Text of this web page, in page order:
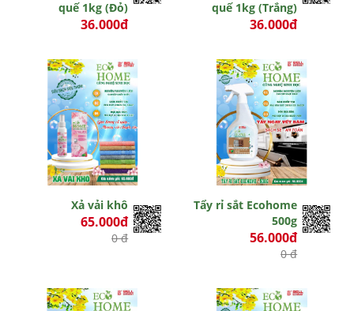
quế 1kg (Đỏ)
36.000đ
quế 1kg (Trắng)
36.000đ
Xả vải khô
65.000đ
0 đ
Tẩy rỉ sắt Ecohome
500g
56.000đ
0 đ